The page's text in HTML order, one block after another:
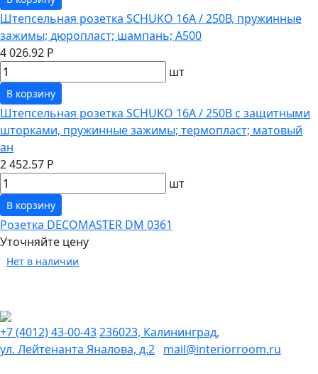
Штепсельная розетка SCHUKO 16А / 250В, пружинные
зажимы; дюропласт; шампань; A500
4 026.92 Р
шт
В корзину
Штепсельная розетка SCHUKO 16А / 250В с защитными
шторками, пружинные зажимы; термопласт; матовый
ан
2 452.57 Р
шт
В корзину
Розетка DECOMASTER DM 0361
Уточняйте цену
Нет в наличии
+7 (4012) 43-00-43236023, Калининград,
ул. Лейтенанта Яналова, д.2 mail@interiorroom.ru